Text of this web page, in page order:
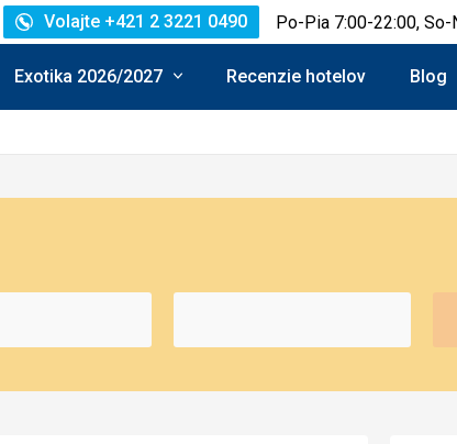
Volajte +421 2 3221 0490 Po-Pia 7:00-22:00,
Exotika 2026/2027 Recenzie hotelov Blog